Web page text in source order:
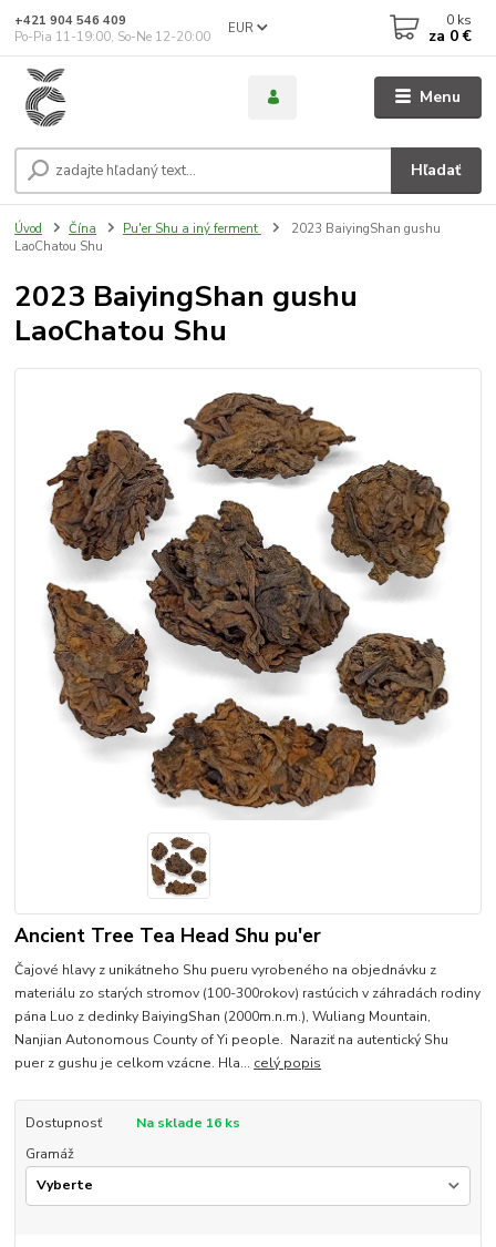
Menu
EUR
Hľadať
+421 904 546 409
Po-Pia 11-19:00, So-Ne 12-20:00
0 ks
za 0 €
Úvod Čína Pu'er Shu a iný ferment
2023 BaiyingShan gushu
LaoChatou Shu
2023 BaiyingShan gushu
LaoChatou Shu
Ancient Tree Tea Head Shu pu'er
Čajové hlavy z unikátneho Shu pueru vyrobeného na objednávku z
materiálu zo starých stromov (100-300rokov) rastúcich v záhradách rodiny
pána Luo z dedinky BaiyingShan (2000m.n.m.), Wuliang Mountain,
Nanjian Autonomous County of Yi people. Naraziť na autentický Shu
puer z gushu je celkom vzácne. Hla... celý popis
Dostupnosť
Na sklade 16 ks
Gramáž